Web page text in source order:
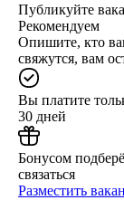
Публикуйте
Рекомендуем
Опишите, кто
свяжутся, вам
Вы платите
30 дней
Бонусом
связаться
Разместить